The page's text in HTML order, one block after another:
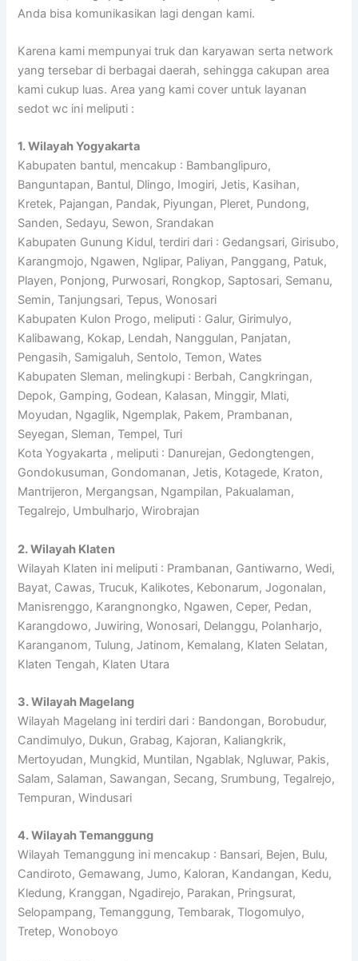
Anda bisa komunikasikan lagi dengan kami.
Karena kami mempunyai truk dan karyawan serta network
yang tersebar di berbagai daerah, sehingga cakupan area
kami cukup luas. Area yang kami cover untuk layanan
sedot wc ini meliputi :
1. Wilayah Yogyakarta
Kabupaten bantul, mencakup : Bambanglipuro,
Banguntapan, Bantul, Dlingo, Imogiri, Jetis, Kasihan,
Kretek, Pajangan, Pandak, Piyungan, Pleret, Pundong,
Sanden, Sedayu, Sewon, Srandakan
Kabupaten Gunung Kidul, terdiri dari : Gedangsari, Girisubo,
Karangmojo, Ngawen, Nglipar, Paliyan, Panggang, Patuk,
Playen, Ponjong, Purwosari, Rongkop, Saptosari, Semanu,
Semin, Tanjungsari, Tepus, Wonosari
Kabupaten Kulon Progo, meliputi : Galur, Girimulyo,
Kalibawang, Kokap, Lendah, Nanggulan, Panjatan,
Pengasih, Samigaluh, Sentolo, Temon, Wates
Kabupaten Sleman, melingkupi : Berbah, Cangkringan,
Depok, Gamping, Godean, Kalasan, Minggir, Mlati,
Moyudan, Ngaglik, Ngemplak, Pakem, Prambanan,
Seyegan, Sleman, Tempel, Turi
Kota Yogyakarta , meliputi : Danurejan, Gedongtengen,
Gondokusuman, Gondomanan, Jetis, Kotagede, Kraton,
Mantrijeron, Mergangsan, Ngampilan, Pakualaman,
Tegalrejo, Umbulharjo, Wirobrajan
2. Wilayah Klaten
Wilayah Klaten ini meliputi : Prambanan, Gantiwarno, Wedi,
Bayat, Cawas, Trucuk, Kalikotes, Kebonarum, Jogonalan,
Manisrenggo, Karangnongko, Ngawen, Ceper, Pedan,
Karangdowo, Juwiring, Wonosari, Delanggu, Polanharjo,
Karanganom, Tulung, Jatinom, Kemalang, Klaten Selatan,
Klaten Tengah, Klaten Utara
3. Wilayah Magelang
Wilayah Magelang ini terdiri dari : Bandongan, Borobudur,
Candimulyo, Dukun, Grabag, Kajoran, Kaliangkrik,
Mertoyudan, Mungkid, Muntilan, Ngablak, Ngluwar, Pakis,
Salam, Salaman, Sawangan, Secang, Srumbung, Tegalrejo,
Tempuran, Windusari
4. Wilayah Temanggung
Wilayah Temanggung ini mencakup : Bansari, Bejen, Bulu,
Candiroto, Gemawang, Jumo, Kaloran, Kandangan, Kedu,
Kledung, Kranggan, Ngadirejo, Parakan, Pringsurat,
Selopampang, Temanggung, Tembarak, Tlogomulyo,
Tretep, Wonoboyo